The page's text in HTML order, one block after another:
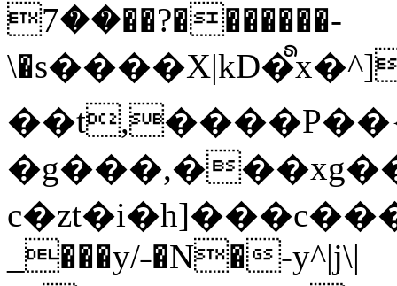
��7��?�������-
_���y/˗�N�-y^|j\|